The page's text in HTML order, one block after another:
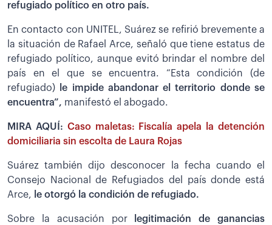
refugiado político en otro país.
En contacto con UNITEL, Suárez se refirió brevemente a
la situación de Rafael Arce, señaló que tiene estatus de
refugiado político, aunque evitó brindar el nombre del
país en el que se encuentra. “Esta condición (de
refugiado) le impide abandonar el territorio donde se
encuentra”, manifestó el abogado.
MIRA AQUÍ: Caso maletas: Fiscalía apela la detención
domiciliaria sin escolta de Laura Rojas
Suárez también dijo desconocer la fecha cuando el
Consejo Nacional de Refugiados del país donde está
Arce, le otorgó la condición de refugiado.
Sobre la acusación porlegitimación de ganancias